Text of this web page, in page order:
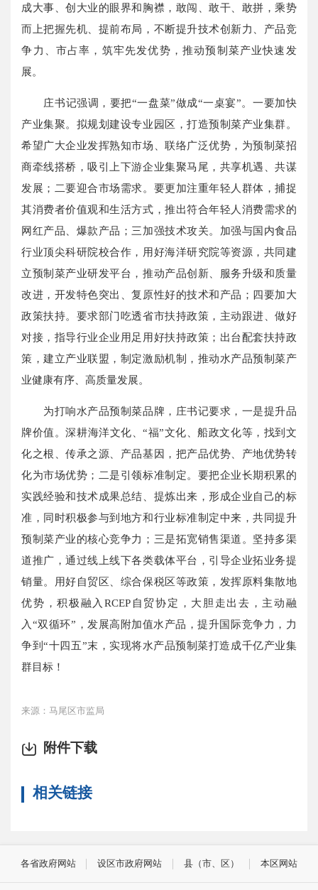
成大事、创大业的眼界和胸襟，敢闯、敢干、敢拼，乘势
而上把握先机、提前布局，不断提升技术创新力、产品竞
争力、市占率，筑牢先发优势，推动预制菜产业快速发
展。
庄书记强调，要把“一盘菜”做成“一桌宴”。一要加快
产业集聚。拟规划建设专业园区，打造预制菜产业集群。
希望广大企业发挥熟知市场、联络广泛优势，为预制菜招
商牵线搭桥，吸引上下游企业集聚马尾，共享机遇、共谋
发展；二要迎合市场需求。要更加注重年轻人群体，捕捉
其消费者价值观和生活方式，推出符合年轻人消费需求的
网红产品、爆款产品；三加强技术攻关。加强与国内食品
行业顶尖科研院校合作，用好海洋研究院等资源，共同建
立预制菜产业研发平台，推动产品创新、服务升级和质量
改进，开发特色突出、复原性好的技术和产品；四要加大
政策扶持。要求部门吃透省市扶持政策，主动跟进、做好
对接，指导行业企业用足用好扶持政策；出台配套扶持政
策，建立产业联盟，制定激励机制，推动水产品预制菜产
业健康有序、高质量发展。
为打响水产品预制菜品牌，庄书记要求，一是提升品
牌价值。深耕海洋文化、“福”文化、船政文化等，找到文
化之根、传承之源、产品基因，把产品优势、产地优势转
化为市场优势；二是引领标准制定。要把企业长期积累的
实践经验和技术成果总结、提炼出来，形成企业自己的标
准，同时积极参与到地方和行业标准制定中来，共同提升
预制菜产业的核心竞争力；三是拓宽销售渠道。坚持多渠
道推广，通过线上线下各类载体平台，引导企业拓业务提
销量。用好自贸区、综合保税区等政策，发挥原料集散地
优势，积极融入RCEP自贸协定，大胆走出去，主动融
入“双循环”，发展高附加值水产品，提升国际竞争力，力
争到“十四五”末，实现将水产品预制菜打造成千亿产业集
群目标！
来源：马尾区市监局
附件下载
相关链接
各省政府网站 设区市政府网站 县（市、区） 本区网站